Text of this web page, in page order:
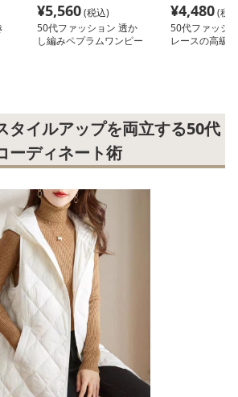
¥5,560(税込)
50代ファッション 透か
し編みペプラムワンピー
¥4,480(税
50代ファッシ
レースの高級
タイルアップを両立する50代
ーディネート術